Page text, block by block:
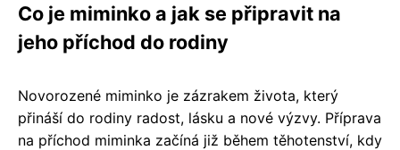
Co je miminko a jak se připravit na
jeho příchod do rodiny
Novorozené miminko je zázrakem života, který
přináší do rodiny radost, lásku a nové výzvy. Příprava
na příchod miminka začíná již během těhotenství, kdy